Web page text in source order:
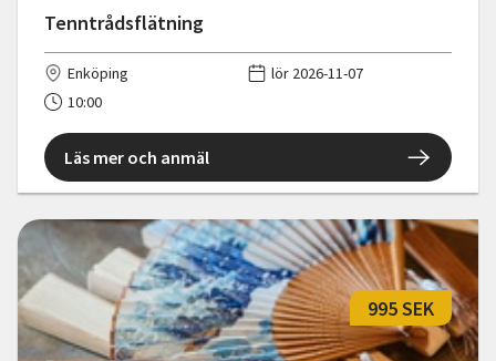
Tenntrådsflätning
Enköping
lör 2026-11-07
10:00
Läs mer och anmäl
995 SEK